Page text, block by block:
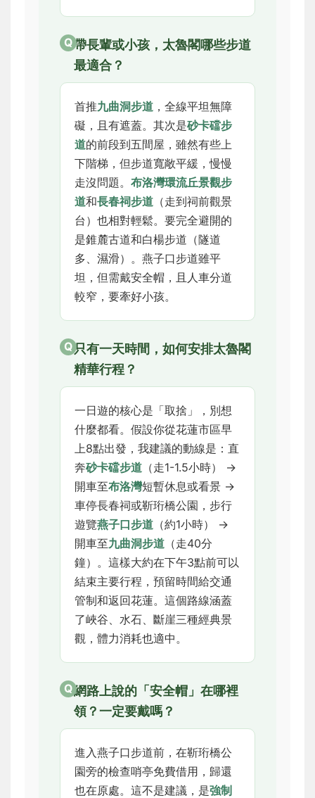
帶長輩或小孩，太魯閣哪些步道
最適合？
首推九曲洞步道 ，全線平坦無障
礙，且有遮蓋。其次是砂卡礑步
道的前段到五間屋，雖然有些上
下階梯，但步道寬敞平緩，慢慢
走沒問題。 布洛灣環流丘景觀步
道和長春祠步道 （走到祠前觀景
台）也相對輕鬆。要完全避開的
是錐麓古道和白楊步道（隧道
多、濕滑）。燕子口步道雖平
坦，但需戴安全帽，且人車分道
較窄，要牽好小孩。
只有一天時間，如何安排太魯閣
精華行程？
一日遊的核心是「取捨」，別想
什麼都看。假設你從花蓮市區早
上8點出發，我建議的動線是：直
奔砂卡礑步道 （走1-1.5小時） →
開車至布洛灣短暫休息或看景 →
車停長春祠或靳珩橋公園，步行
遊覽燕子口步道 （約1小時） →
開車至九曲洞步道 （走40分
鐘）。這樣大約在下午3點前可以
結束主要行程，預留時間給交通
管制和返回花蓮。這個路線涵蓋
了峽谷、水石、斷崖三種經典景
觀，體力消耗也適中。
網路上說的「安全帽」在哪裡
領？一定要戴嗎？
進入燕子口步道前，在靳珩橋公
園旁的檢查哨亭免費借用，歸還
也在原處。這不是建議，是強制